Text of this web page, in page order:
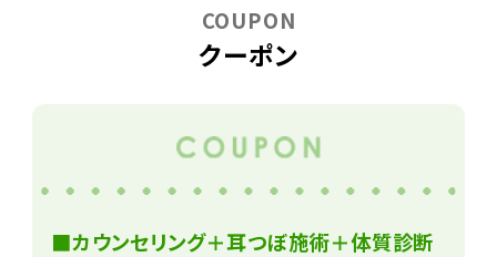
クーポン
COUPON
■カウンセリング＋耳つぼ施術＋体質診断